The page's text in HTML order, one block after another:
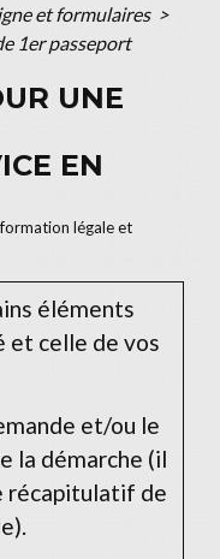
et formulaires >
1er passeport
UNE
EN
légale et
éléments
et celle de vos
et/ou le
la démarche (il
récapitulatif de